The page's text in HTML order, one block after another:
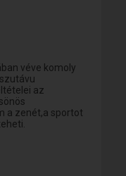
véve komoly
az
a zenét,a sportot